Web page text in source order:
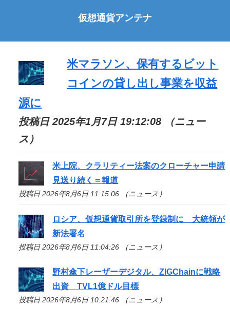
仮想通貨アンテナ
米マラソン、保有するビット
コインの貸し出し事業を収益
源に
投稿日 2025年1月7日 19:12:08 （ニュー
ス）
米上院、クラリティー法案のクローチャー申請
見送り続く＝報道
投稿日 2026年8月6日 11:15:06 （ニュース）
ロシア、仮想通貨取引所を登録制に 大統領が
新法署名
投稿日 2026年8月6日 11:04:26 （ニュース）
野村傘下レーザーデジタル、ZIGChainに戦略
出資 TVL1億ドル目標
投稿日 2026年8月6日 10:21:46 （ニュース）